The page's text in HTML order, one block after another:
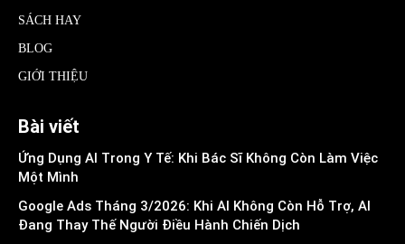
SÁCH HAY
BLOG
GIỚI THIỆU
Bài viết
Ứng Dụng AI Trong Y Tế: Khi Bác Sĩ Không Còn Làm Việc
Một Mình
Google Ads Tháng 3/2026: Khi AI Không Còn Hỗ Trợ, AI
Đang Thay Thế Người Điều Hành Chiến Dịch